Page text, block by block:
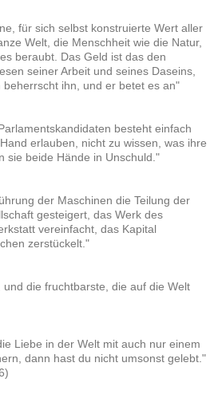
für sich selbst konstruierte Wert aller
Welt, die Menschheit wie die Natur,
beraubt. Das Geld ist das den
seiner Arbeit und seines Daseins,
ihn, und er betet es an"
besteht einfach
erlauben, nicht zu wissen, was ihre
sie beide Hände in Unschuld."
der Maschinen die Teilung der
gesteigert, das Werk des
vereinfacht, das Kapital
zerstückelt."
die fruchtbarste, die auf die Welt
Liebe in der Welt mit auch nur einem
dann hast du nicht umsonst gelebt."